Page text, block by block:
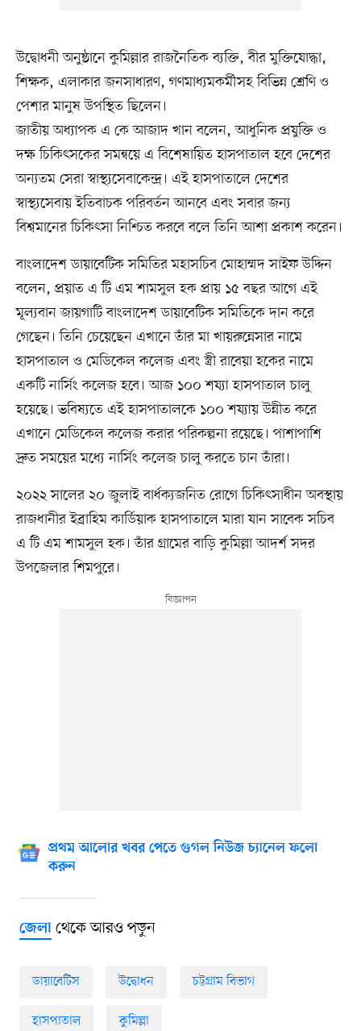
উদ্বোধনী অনুষ্ঠানে কুমিল্লার রাজনৈতিক ব্যক্তি, বীর মুক্তিযোদ্ধা,
শিক্ষক, এলাকার জনসাধারণ, গণমাধ্যমকর্মীসহ বিভিন্ন শ্রেণি ও
পেশার মানুষ উপস্থিত ছিলেন।
জাতীয় অধ্যাপক এ কে আজাদ খান বলেন, আধুনিক প্রযুক্তি ও
দক্ষ চিকিৎসকের সমন্বয়ে এ বিশেষায়িত হাসপাতাল হবে দেশের
অন্যতম সেরা স্বাস্থ্যসেবাকেন্দ্র। এই হাসপাতালে দেশের
স্বাস্থ্যসেবায় ইতিবাচক পরিবর্তন আনবে এবং সবার জন্য
বিশ্বমানের চিকিৎসা নিশ্চিত করবে বলে তিনি আশা প্রকাশ করেন।
বাংলাদেশ ডায়াবেটিক সমিতির মহাসচিব মোহাম্মদ সাইফ উদ্দিন
বলেন, প্রয়াত এ টি এম শামসুল হক প্রায় ১৫ বছর আগে এই
মূল্যবান জায়গাটি বাংলাদেশ ডায়াবেটিক সমিতিকে দান করে
গেছেন। তিনি চেয়েছেন এখানে তাঁর মা খায়রুন্নেসার নামে
হাসপাতাল ও মেডিকেল কলেজ এবং স্ত্রী রাবেয়া হকের নামে
একটি নার্সিং কলেজ হবে। আজ ১০০ শয্যা হাসপাতাল চালু
হয়েছে। ভবিষ্যতে এই হাসপাতালকে ১০০ শয্যায় উন্নীত করে
এখানে মেডিকেল কলেজ করার পরিকল্পনা রয়েছে। পাশাপাশি
দ্রুত সময়ের মধ্যে নার্সিং কলেজ চালু করতে চান তাঁরা।
২০২২ সালের ২০ জুলাই বার্ধক্যজনিত রোগে চিকিৎসাধীন অবস্থায়
রাজধানীর ইব্রাহিম কার্ডিয়াক হাসপাতালে মারা যান সাবেক সচিব
এ টি এম শামসুল হক। তাঁর গ্রামের বাড়ি কুমিল্লা আদর্শ সদর
উপজেলার শিমপুরে।
প্রথম আলোর খবর পেতে গুগল নিউজ চ্যানেল ফলো
করুন
জেলাথেকে আরও পড়ুন
ডায়াবেটিস উদ্বোধন চট্টগ্রাম বিভাগ
হাসপাতাল কুমিল্লা